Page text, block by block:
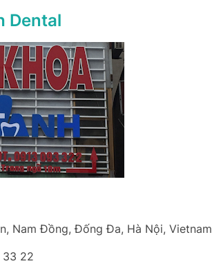
Dental
Nam Đồng, Đống Đa, Hà Nội, Vietnam
33 22